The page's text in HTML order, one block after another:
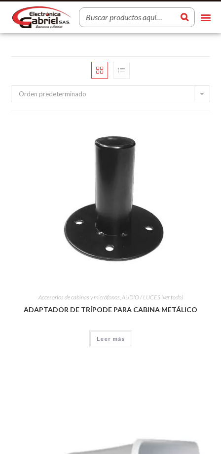
Orden predeterminado
Accesorios de cabinas y micrófonos,AUDIO / LUCES (ver todo)
ADAPTADOR DE TRÍPODE PARA CABINA METÁLICO
Leer más